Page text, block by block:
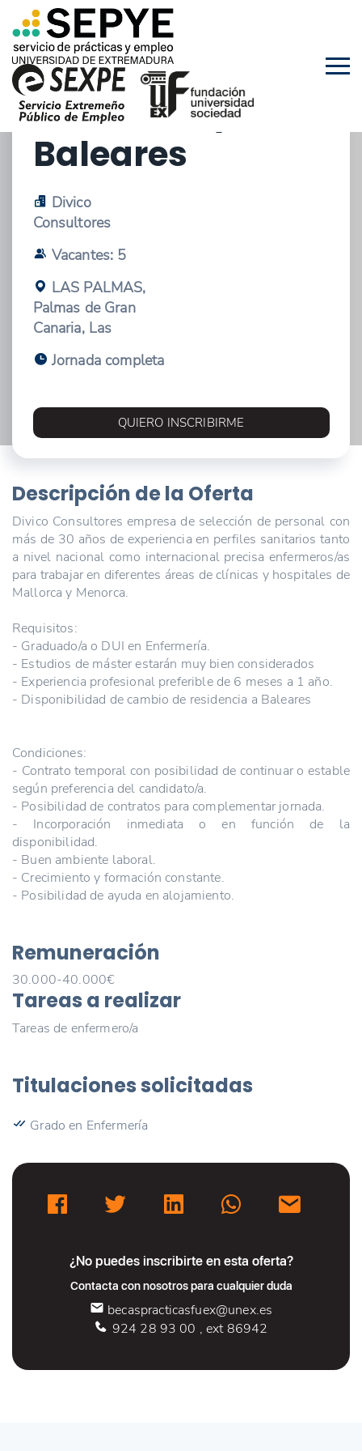
03/07/2026 - OFERTA DE EMPLEO
Enfermero/a
Baleares
Divico
Consultores
Vacantes: 5
LAS PALMAS,
Palmas de Gran
Canaria, Las
Jornada completa
QUIERO INSCRIBIRME
Descripción de la Oferta
Divico Consultores empresa de selección de personal con
más de 30 años de experiencia en perfiles sanitarios tanto
a nivel nacional como internacional precisa enfermeros/as
para trabajar en diferentes áreas de clínicas y hospitales de
Mallorca y Menorca.
Requisitos:
- Graduado/a o DUI en Enfermería.
- Estudios de máster estarán muy bien considerados
- Experiencia profesional preferible de 6 meses a 1 año.
- Disponibilidad de cambio de residencia a Baleares
Condiciones:
- Contrato temporal con posibilidad de continuar o estable
según preferencia del candidato/a.
- Posibilidad de contratos para complementar jornada.
- Incorporación inmediata o en función de la
disponibilidad.
- Buen ambiente laboral.
- Crecimiento y formación constante.
- Posibilidad de ayuda en alojamiento.
Remuneración
30.000-40.000€
Tareas a realizar
Tareas de enfermero/a
Titulaciones solicitadas
Grado en Enfermería
¿No puedes inscribirte en esta oferta?
Contacta con nosotros para cualquier duda
becaspracticasfuex@unex.es
924 28 93 00 , ext 86942